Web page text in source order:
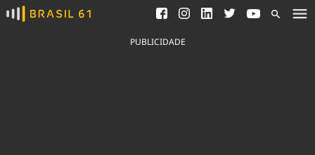
Ver todas as notícias
Saneamento
Indicadores
PUBLICIDADE